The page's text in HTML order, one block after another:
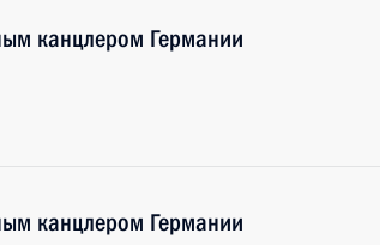
канцлером Германии
канцлером Германии